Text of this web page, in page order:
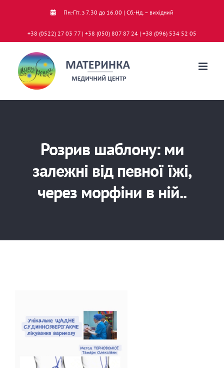
Пн.-Пт. з 7.30 до 16.00 | Сб.-Нд. – вихідний
+38 (0522) 27 03 77 | +38 (050) 807 87 24 | +38 (096) 534 52 05
Розрив шаблону: ми
залежні від певної їжі,
через морфіни в ній..